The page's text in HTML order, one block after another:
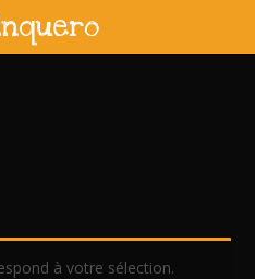
à votre sélection.